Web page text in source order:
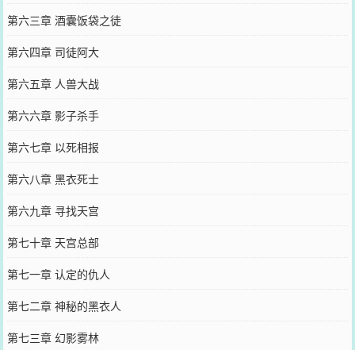
第六三章 酒囊饭袋之徒
第六四章 司徒阿大
第六五章 人兽大战
第六六章 影子杀手
第六七章 以死相报
第六八章 黑衣死士
第六九章 寻找天宫
第七十章 天宫总部
第七一章 认定的仇人
第七二章 神秘的黑衣人
第七三章 幻影雾林